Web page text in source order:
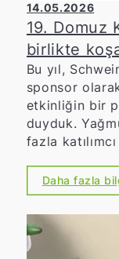
14.05.2026
19. Domuz
birlikte
Bu yıl,
sponsor
etkinliğin bir
duyduk.
fazla
motivasyonu,
kadar önemli
etkileyici bir
uzun yıllardır
bağlılığın
Daha fazla